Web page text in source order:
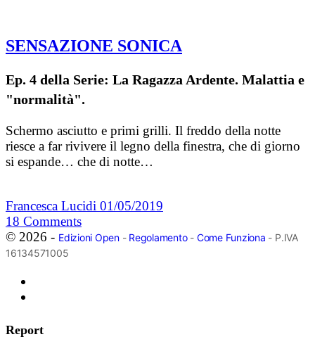
SENSAZIONE SONICA
Ep. 4 della Serie: La Ragazza Ardente. Malattia e
"normalità".
Schermo asciutto e primi grilli. Il freddo della notte
riesce a far rivivere il legno della finestra, che di giorno
si espande… che di notte…
Francesca Lucidi 01/05/2019
18 Comments
© 2026 - Edizioni Open- Regolamento- Come Funziona - P.IVA
16134571005
Report